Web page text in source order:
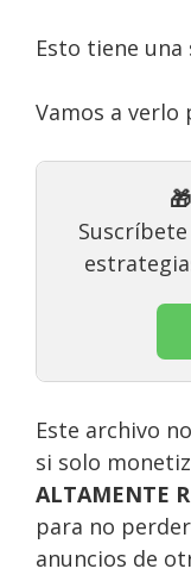
Esto tiene
Vamos a verlo
Este archivo
si solo
ALTAMENTE
para no
anuncios de